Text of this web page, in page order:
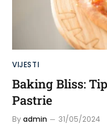
VIJESTI
Baking Bliss:
Pastrie
Byadmin 31/05/2024